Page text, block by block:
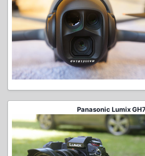
Panasonic Lumix